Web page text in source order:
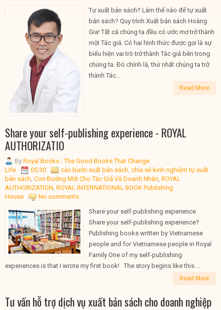
Tự xuất bản sách? Làm thế nào để tự xuất
bản sách? Quy trình Xuất bản sách Hoàng
Gia! Tất cả chúng ta đều có ước mơ trở thành
một Tác giả. Có hai hình thức được gọi là sự
biểu hiện vai trò trở thành Tác giả bên trong
chúng ta. Đó chính là, thứ nhất chúng ta trở
thành Tác...
Read More
Share your self-publishing experience - ROYAL
AUTHORIZATIO
By Royal Books - The Good Books That Change
Life
05:30 các bước xuất bản sách chia sẻ kinh nghiệm tự xuất
bản sách Con Đường Mới Cho Tác Giả Và Doanh Nhân ROYAL
AUTHORIZATION ROYAL INTERNATIONAL BOOK Publishing
House
No comments
Share your self-publishing experience
Share your self-publishing experience?
Publishing books written by Vietnamese
people and for Vietnamese people in Royal
Family One of my self-publishing
experiences is that I wrote my first book! The story begins like this....
Read More
Tư vấn hỗ trợ dịch vụ xuất bản sách cho doanh nghiệp